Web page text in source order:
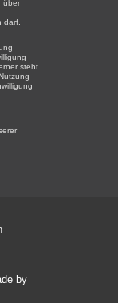
über
darf.
steht
by